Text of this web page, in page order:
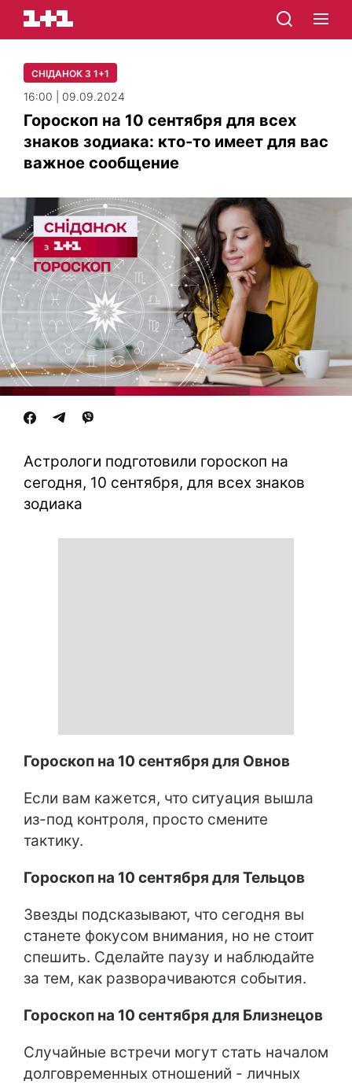
СНІДАНОК З 1+1
16:00 | 09.09.2024
Гороскоп на 10 сентября для всех
знаков зодиака: кто-то имеет для вас
важное сообщение
Астрологи подготовили гороскоп на
сегодня, 10 сентября, для всех знаков
зодиака
Гороскоп на 10 сентября для Овнов
Если вам кажется, что ситуация вышла
из-под контроля, просто смените
тактику.
Гороскоп на 10 сентября для Тельцов
Звезды подсказывают, что сегодня вы
станете фокусом внимания, но не стоит
спешить. Сделайте паузу и наблюдайте
за тем, как разворачиваются события.
Гороскоп на 10 сентября для Близнецов
Случайные встречи могут стать началом
долговременных отношений - личных